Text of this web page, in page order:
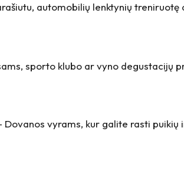
automobilių lenktynių treniruotę
sporto klubo ar vyno degustacijų
Dovanos vyrams, kur galite rasti puikių